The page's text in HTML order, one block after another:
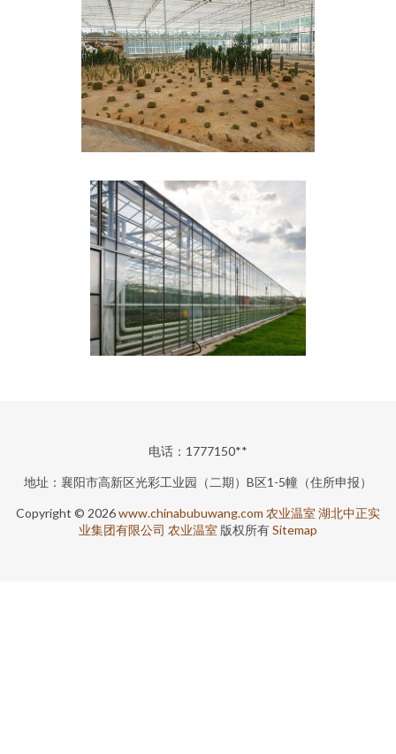
电话：1777150**
地址：襄阳市高新区光彩工业园（二期）B区1-5幢（住所申报）
Copyright © 2026www.chinabubuwang.com 农业温室 湖北中正实
业集团有限公司 农业温室 版权所有Sitemap